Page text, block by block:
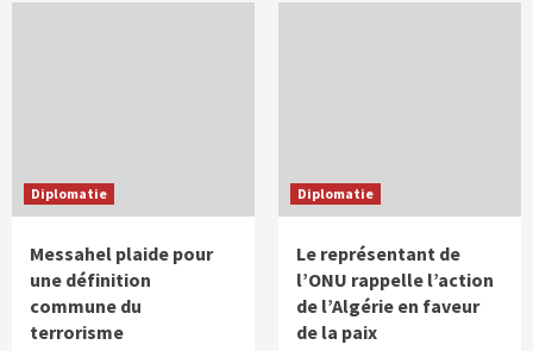
Diplomatie
Messahel plaide pour
une définition
commune du
terrorisme
Diplomatie
Le représentant de
l’ONU rappelle l’action
de l’Algérie en faveur
de la paix